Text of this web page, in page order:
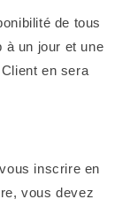
de tous
à un jour et une
en sera
inscrire en
vous devez